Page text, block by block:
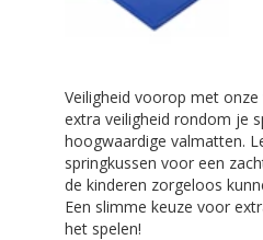
Veiligheid voorop met
extra veiligheid rondom je
hoogwaardige valmatten.
springkussen voor een
de kinderen zorgeloos
Een slimme keuze voor
het spelen!